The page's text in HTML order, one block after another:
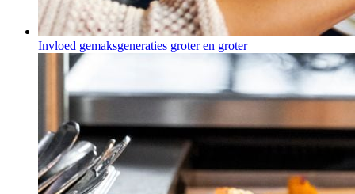
Invloed gemaksgeneraties groter en groter